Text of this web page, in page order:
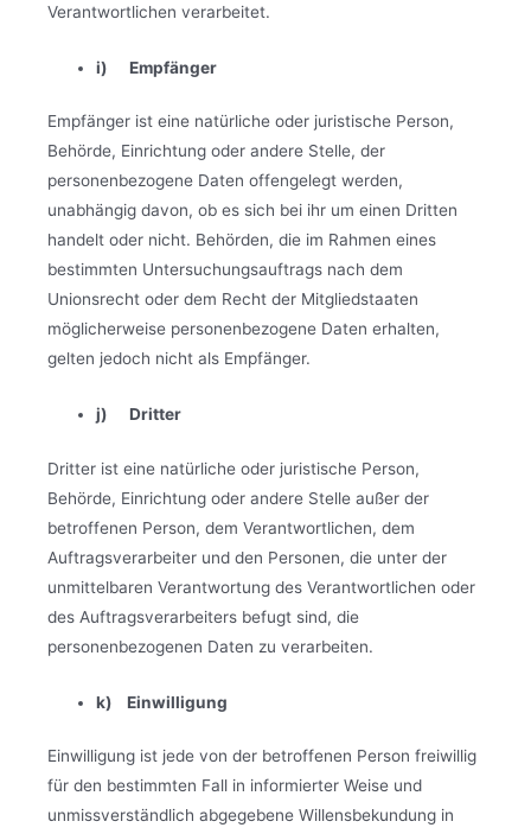
Verantwortlichen verarbeitet.
i) Empfänger
Empfänger ist eine natürliche oder juristische Person,
Behörde, Einrichtung oder andere Stelle, der
personenbezogene Daten offengelegt werden,
unabhängig davon, ob es sich bei ihr um einen Dritten
handelt oder nicht. Behörden, die im Rahmen eines
bestimmten Untersuchungsauftrags nach dem
Unionsrecht oder dem Recht der Mitgliedstaaten
möglicherweise personenbezogene Daten erhalten,
gelten jedoch nicht als Empfänger.
j) Dritter
Dritter ist eine natürliche oder juristische Person,
Behörde, Einrichtung oder andere Stelle außer der
betroffenen Person, dem Verantwortlichen, dem
Auftragsverarbeiter und den Personen, die unter der
unmittelbaren Verantwortung des Verantwortlichen oder
des Auftragsverarbeiters befugt sind, die
personenbezogenen Daten zu verarbeiten.
k) Einwilligung
Einwilligung ist jede von der betroffenen Person freiwillig
für den bestimmten Fall in informierter Weise und
unmissverständlich abgegebene Willensbekundung in